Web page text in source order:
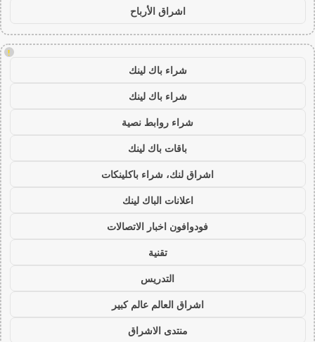
اشراق الأرباح
!
شراء باك لينك
شراء باك لينك
شراء روابط نصية
باقات باك لينك
اشراق لنك، شراء باكلينكات
اعلانات الباك لينك
فودوافون اخبار الاتصالات
تقنية
التدريس
اشراق العالم عالم كبير
منتدى الاشراق